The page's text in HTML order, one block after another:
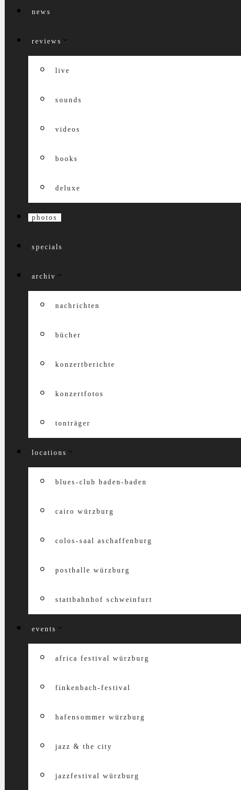
news
reviews
live
sounds
videos
books
deluxe
photos
specials
archiv
nachrichten
bücher
konzertberichte
konzertfotos
tonträger
locations
blues-club baden-baden
cairo würzburg
colos-saal aschaffenburg
posthalle würzburg
stattbahnhof schweinfurt
events
africa festival würzburg
finkenbach-festival
hafensommer würzburg
jazz & the city
jazzfestival würzburg